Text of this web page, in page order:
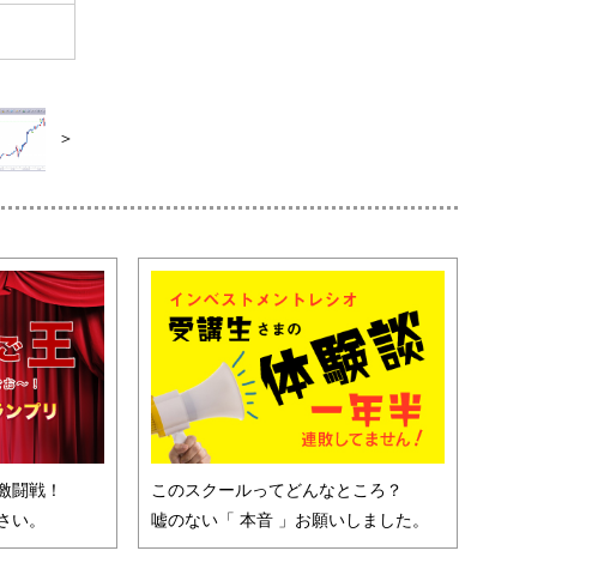
＞
闘戦！
い。
このスクールってどんなところ？
嘘のない「 本音 」お願いしました。